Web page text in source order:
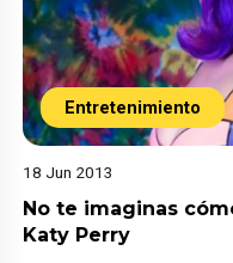
Entretenimiento
18 Jun 2013
No te imaginas
Katy Perry